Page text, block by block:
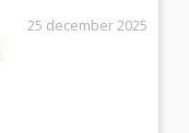
25 december 2025